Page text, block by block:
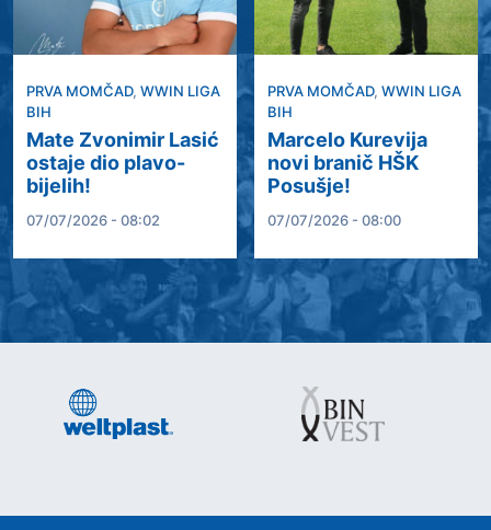
PRVA MOMČAD, WWIN LIGA
BIH
Mate Zvonimir Lasić
ostaje dio plavo-
bijelih!
07/07/2026 - 08:02
PRVA MOMČAD,WWIN LIGA
BIH
Marcelo Kurevija
novi branič HŠK
Posušje!
07/07/2026 - 08:00